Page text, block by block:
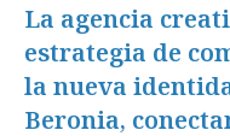
La agencia
estrategia de
la nueva
Beronia,